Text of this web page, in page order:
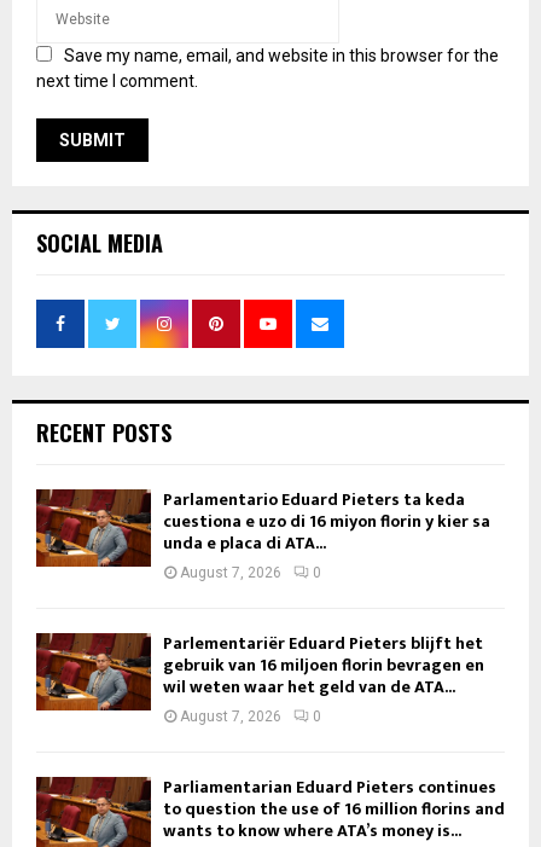
Save my name, email, and website in this browser for the
next time I comment.
SOCIAL MEDIA
RECENT POSTS
Parlamentario Eduard Pieters ta keda
cuestiona e uzo di 16 miyon florin y kier sa
unda e placa di ATA...
August 7, 2026 0
Parlementariër Eduard Pieters blijft het
gebruik van 16 miljoen florin bevragen en
wil weten waar het geld van de ATA...
August 7, 2026 0
Parliamentarian Eduard Pieters continues
to question the use of 16 million florins and
wants to know where ATA’s money is...